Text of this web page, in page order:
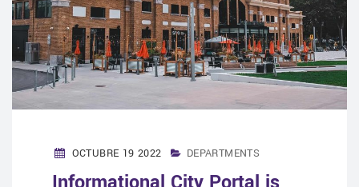
OCTUBRE 19 2022 DEPARTMENTS